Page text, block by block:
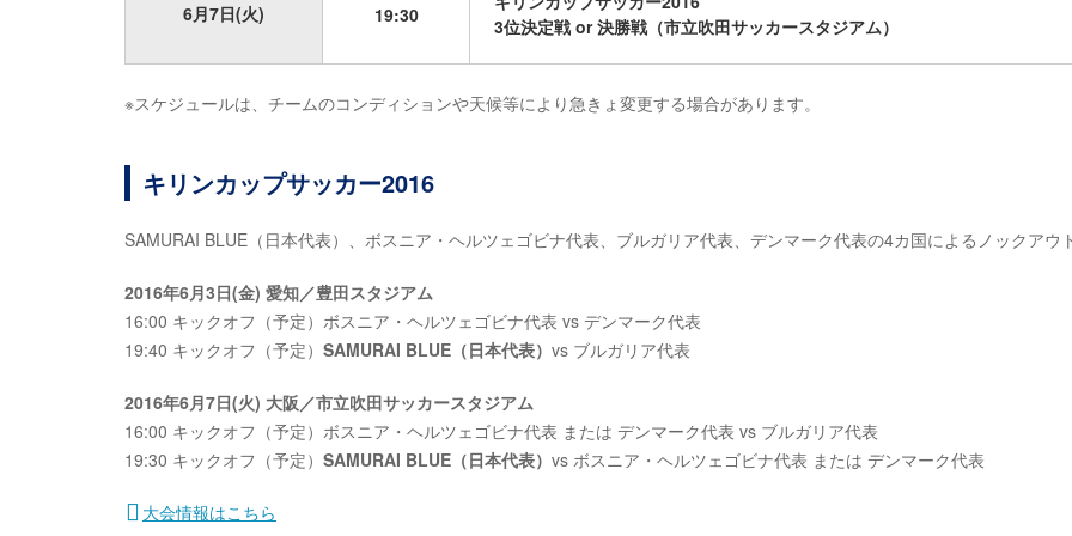
6月7日(火) 19:30
3位決定戦 or 決勝戦（市立吹田サッカースタジアム）
※スケジュールは、チームのコンディションや天候等により急きょ変更する場合があります。
キリンカップサッカー2016
SAMURAI BLUE（日本代表）、ボスニア・ヘルツェゴビナ代表、ブルガリア代表、デンマーク代表の4カ国によるノックアウ
2016年6月3日(金) 愛知／豊田スタジアム
16:00 キックオフ（予定）ボスニア・ヘルツェゴビナ代表 vs デンマーク代表
19:40 キックオフ（予定） SAMURAI BLUE（日本代表） vs ブルガリア代表
2016年6月7日(火) 大阪／市立吹田サッカースタジアム
16:00 キックオフ（予定）ボスニア・ヘルツェゴビナ代表 または デンマーク代表 vs ブルガリア代表
19:30 キックオフ（予定） SAMURAI BLUE（日本代表） vs ボスニア・ヘルツェゴビナ代表 または デンマーク代表
大会情報はこちら